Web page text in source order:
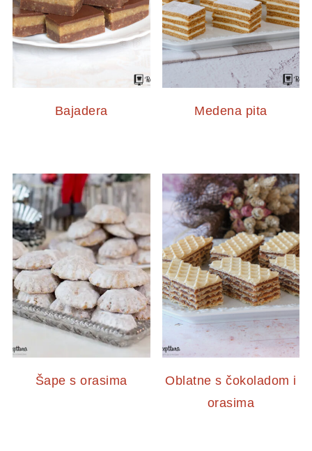
Bajadera Medena pita
Šape s orasima
Oblatne s čokoladom i
orasima